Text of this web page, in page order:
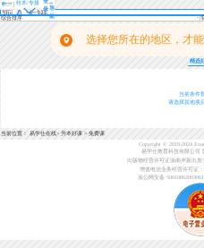
转本/专接
本
登
录导
航
综合排序
选择您所在的地区，才
精选
当前条件
请选择其他项
当前位置：易学仕在线> 升本好课 > 免费课
Copyright © 2018-2024
易学仕教育科技有限公司
出版物经营许可证渝南岸新出发
增值电信业务经营许可证：
渝公网安备